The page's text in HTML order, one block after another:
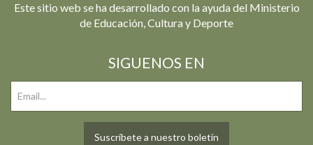
Este sitio web se ha desarrollado con la ayuda del Ministerio
de Educación, Cultura y Deporte
SIGUENOS EN
Suscríbete a nuestro boletín